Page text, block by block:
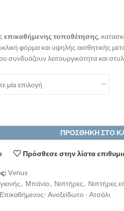
επικαθήμενης τοποθέτησης,
φόρμα και υψηλής αισθητικής
συνδυάζουν λειτουργικότητα και
ΠΡΟΣΘΉΚΗ ΣΤΟ
Πρόσθεσε στην λίστα
Venus
, Μπάνιο, Νιπτήρες, Νιπτήρες
Ανοξείδωτο - Ατσάλι